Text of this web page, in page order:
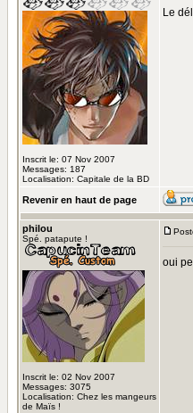
Inscrit le: 07 Nov 2007
Messages: 187
Localisation: Capitale de la BD
Le
Revenir en haut de page
philou
Spé. patapute !
Inscrit le: 02 Nov 2007
Messages: 3075
Localisation: Chez les mangeurs
de Maïs !
oui